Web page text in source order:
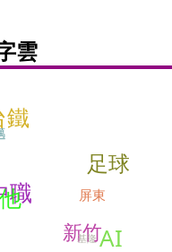
雲
新竹
基隆
職
足球
屏東
鐵
AI